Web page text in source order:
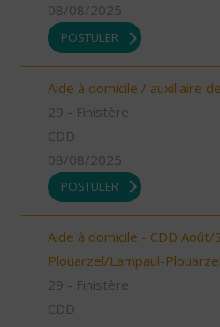
08/08/2025
POSTULER
Aide à domicile / auxiliaire
29 - Finistère
CDD
08/08/2025
POSTULER
Aide à domicile - CDD
Plouarzel/Lampaul-
29 - Finistère
CDD